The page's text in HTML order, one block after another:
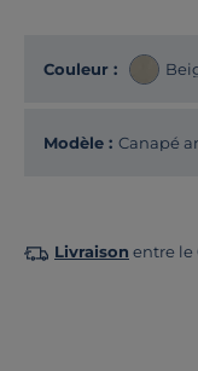
Couleur :
Modèle : Canapé
Livraison entre le